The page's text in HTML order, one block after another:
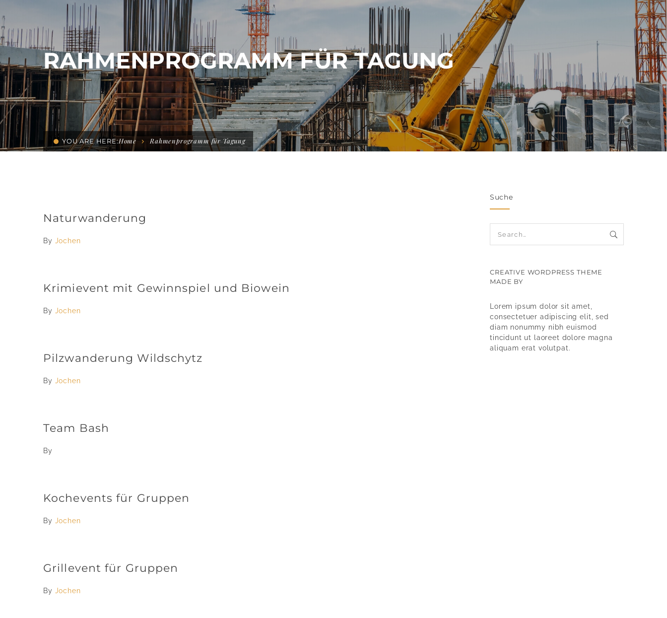
RAHMENPROGRAMM FÜR TAGUNG
YOU ARE HERE:Home Rahmenprogramm für Tagung
Naturwanderung
By Jochen
Krimievent mit Gewinnspiel und Biowein
By Jochen
Pilzwanderung Wildschytz
By Jochen
Team Bash
By
Kochevents für Gruppen
By Jochen
Grillevent für Gruppen
By Jochen
Suche
CREATIVE WORDPRESS THEME
MADE BY
Lorem ipsum dolor sit amet,
consectetuer adipiscing elit, sed
diam nonummy nibh euismod
tincidunt ut laoreet dolore magna
aliquam erat volutpat.